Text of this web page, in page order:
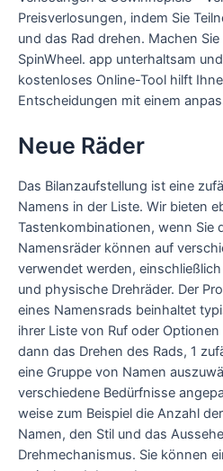
Preisverlosungen, indem Sie
und das Rad drehen. Machen
SpinWheel. app unterhaltsam
kostenloses Online-Tool hilft
Entscheidungen mit einem
Neue Räder
Das Bilanzaufstellung ist eine
Namens in der Liste. Wir bieten
Tastenkombinationen, wenn Sie
Namensräder können auf
verwendet werden,
und physische Drehräder. Der
eines Namensrads beinhaltet
ihrer Liste von Ruf oder
dann das Drehen des Rads, 1
eine Gruppe von Namen
verschiedene Bedürfnisse
weise zum Beispiel die Anzahl
Namen, den Stil und das
Drehmechanismus. Sie können